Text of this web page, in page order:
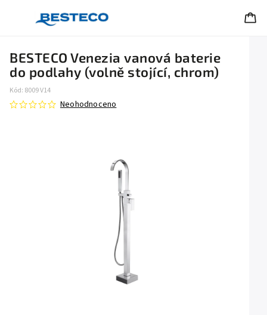
BESTECO Venezia vanová baterie
do podlahy (volně stojící, chrom)
Kód: 8009 V14
Neohodnoceno